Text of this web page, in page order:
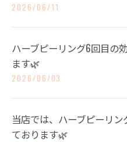
2026/06/11
ハーブピーリング6回目の
ます🌿
2026/06/03
当店では、ハーブピーリ
ております🌿